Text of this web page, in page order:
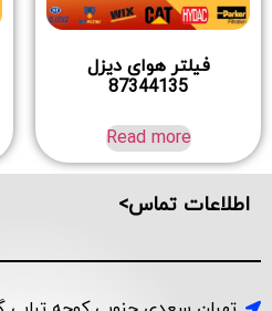
فیلتر هوای دیزل
87344135
Read more
اطلاعات تماس>